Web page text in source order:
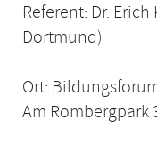
Referent: Dr.
Dortmund)
Ort:
Am Rombergpark